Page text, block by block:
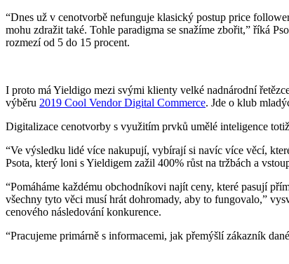
“Dnes už v cenotvorbě nefunguje klasický postup price
mohu zdražit také. Tohle paradigma se snažíme zbořit,” říká
rozmezí od 5 do 15 procent.
I proto má Yieldigo mezi svými klienty velké nadnárodní
výběru 2019 Cool Vendor Digital Commerce. Jde o klub
Digitalizace cenotvorby s využitím prvků umělé inteligence
“Ve výsledku lidé více nakupují, vybírají si navíc více věcí,
Psota, který loni s Yieldigem zažil 400% růst na tržbách a
“Pomáháme každému obchodníkovi najít ceny, které pasují
všechny tyto věci musí hrát dohromady, aby to fungovalo,”
cenového následování konkurence.
“Pracujeme primárně s informacemi, jak přemýšlí zákazník